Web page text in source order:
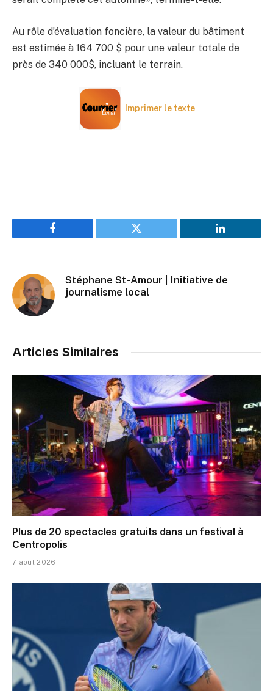
Au rôle d’évaluation foncière, la valeur du bâtiment
est estimée à 164 700 $ pour une valeur totale de
près de 340 000$, incluant le terrain.
Imprimer le texte
Facebook Twitter LinkedIn
Stéphane St-Amour | Initiative de
journalisme local
Articles Similaires
Plus de 20 spectacles gratuits dans un festival à
Centropolis
7 août 2026